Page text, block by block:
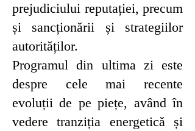
prejudiciului reputației, precum
și sancționării și strategiilor
autorităților.
Programul din ultima zi este
despre cele mai recente
evoluții de pe piețe, având în
vedere tranziția energetică și